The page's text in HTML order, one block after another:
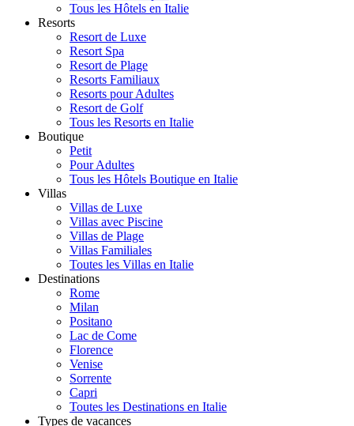
Tous les Hôtels en Italie
Resorts
Resort de Luxe
Resort Spa
Resort de Plage
Resorts Familiaux
Resorts pour Adultes
Resort de Golf
Tous les Resorts en Italie
Boutique
Petit
Pour Adultes
Tous les Hôtels Boutique en Italie
Villas
Villas de Luxe
Villas avec Piscine
Villas de Plage
Villas Familiales
Toutes les Villas en Italie
Destinations
Rome
Milan
Positano
Lac de Come
Florence
Venise
Sorrente
Capri
Toutes les Destinations en Italie
Types de vacances